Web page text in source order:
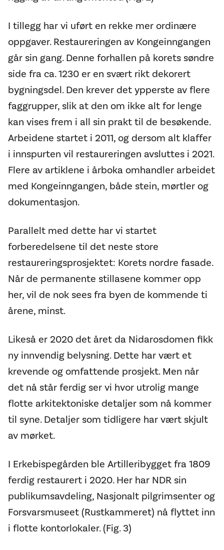
I tillegg har vi uført en rekke mer ordinære
oppgaver. Restaureringen av Kongeinngangen
går sin gang. Denne forhallen på korets søndre
side fra ca. 1230 er en svært rikt dekorert
bygningsdel. Den krever det ypperste av flere
faggrupper, slik at den om ikke alt for lenge
kan vises frem i all sin prakt til de besøkende.
Arbeidene startet i 2011, og dersom alt klaffer
i innspurten vil restaureringen avsluttes i 2021.
Flere av artiklene i årboka omhandler arbeidet
med Kongeinngangen, både stein, mørtler og
dokumentasjon.
Parallelt med dette har vi startet
forberedelsene til det neste store
restaureringsprosjektet: Korets nordre fasade.
Når de permanente stillasene kommer opp
her, vil de nok sees fra byen de kommende ti
årene, minst.
Likeså er 2020 det året da Nidarosdomen fikk
ny innvendig belysning. Dette har vært et
krevende og omfattende prosjekt. Men når
det nå står ferdig ser vi hvor utrolig mange
flotte arkitektoniske detaljer som nå kommer
til syne. Detaljer som tidligere har vært skjult
av mørket.
I Erkebispegården ble Artilleribygget fra 1809
ferdig restaurert i 2020. Her har NDR sin
publikumsavdeling, Nasjonalt pilgrimsenter og
Forsvarsmuseet (Rustkammeret) nå flyttet inn
i flotte kontorlokaler. (Fig. 3)